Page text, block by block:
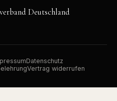
Deutschland
Datenschutz
Vertrag widerrufen